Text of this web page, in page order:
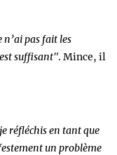
n’ai pas fait les
suffisant". Mince, il
réfléchis en tant que
un problème